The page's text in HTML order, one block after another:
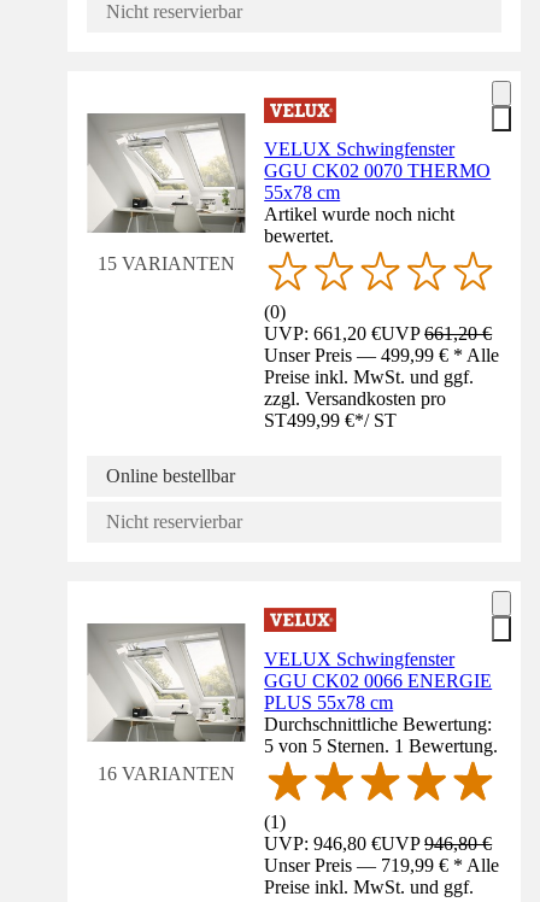
Nicht reservierbar
15 VARIANTEN
VELUX Schwingfenster
GGU CK02 0070 THERMO
55x78 cm
Artikel wurde noch nicht
bewertet.
(0)
UVP: 661,20 €UVP661,20 €
Unser Preis — 499,99 € * Alle
Preise inkl. MwSt. und ggf.
zzgl. Versandkosten pro
ST499,99 €*/ ST
Online bestellbar
Nicht reservierbar
16 VARIANTEN
VELUX Schwingfenster
GGU CK02 0066 ENERGIE
PLUS 55x78 cm
Durchschnittliche Bewertung:
5 von 5 Sternen. 1 Bewertung.
(1)
UVP: 946,80 €UVP946,80 €
Unser Preis — 719,99 € * Alle
Preise inkl. MwSt. und ggf.